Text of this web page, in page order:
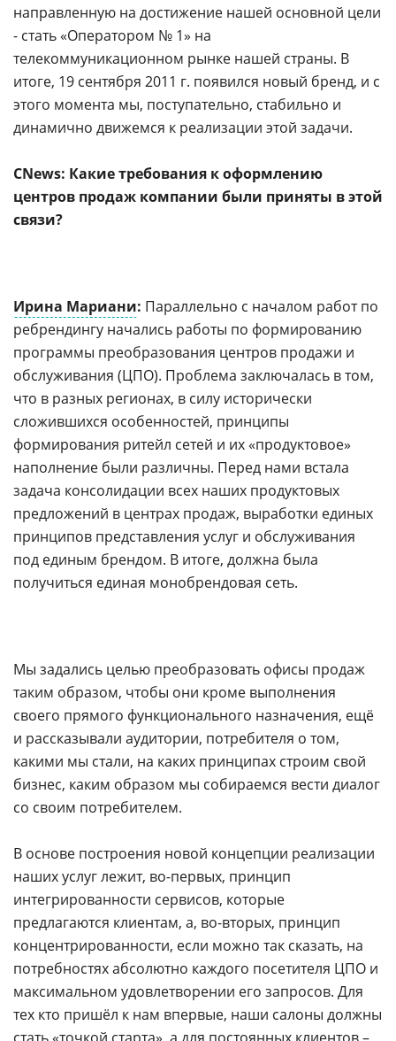
направленную на достижение нашей основной цели
- стать «Оператором № 1» на
телекоммуникационном рынке нашей страны. В
итоге, 19 сентября 2011 г. появился новый бренд, и с
этого момента мы, поступательно, стабильно и
динамично движемся к реализации этой задачи.
CNews: Какие требования к оформлению
центров продаж компании были приняты в этой
связи?
Ирина Мариани: Параллельно с началом работ по
ребрендингу начались работы по формированию
программы преобразования центров продажи и
обслуживания (ЦПО). Проблема заключалась в том,
что в разных регионах, в силу исторически
сложившихся особенностей, принципы
формирования ритейл сетей и их «продуктовое»
наполнение были различны. Перед нами встала
задача консолидации всех наших продуктовых
предложений в центрах продаж, выработки единых
принципов представления услуг и обслуживания
под единым брендом. В итоге, должна была
получиться единая монобрендовая сеть.
Мы задались целью преобразовать офисы продаж
таким образом, чтобы они кроме выполнения
своего прямого функционального назначения, ещё
и рассказывали аудитории, потребителя о том,
какими мы стали, на каких принципах строим свой
бизнес, каким образом мы собираемся вести диалог
со своим потребителем.
В основе построения новой концепции реализации
наших услуг лежит, во-первых, принцип
интегрированности сервисов, которые
предлагаются клиентам, а, во-вторых, принцип
концентрированности, если можно так сказать, на
потребностях абсолютно каждого посетителя ЦПО и
максимальном удовлетворении его запросов. Для
тех кто пришёл к нам впервые, наши салоны должны